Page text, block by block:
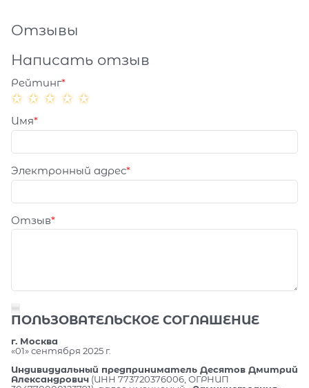
Отзывы
Написать отзыв
Рейтинг
Имя
Электронный адрес
Отзыв
ПОЛЬЗОВАТЕЛЬСКОЕ СОГЛАШЕНИЕ
г. Москва
«01» сентября 2025 г.
Индивидуальный предприниматель Десятов Дмитрий
Александрович (ИНН 773720376006, ОГРНИП